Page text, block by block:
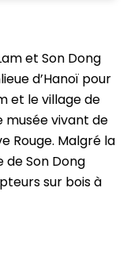
et Son Dong
d’Hanoï pour
et le village de
musée vivant de
Rouge. Malgré la
de Son Dong
sur bois à